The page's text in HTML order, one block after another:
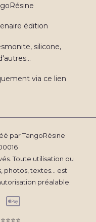
édition
silicone,
via ce lien
par TangoRésine
Toute utilisation ou
textes... est
préalable.